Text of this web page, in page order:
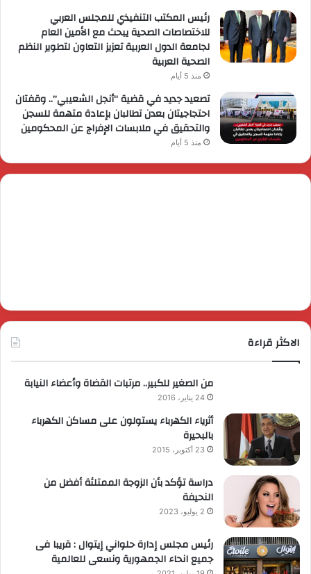
رئيس المكتب التنفيذي للمجلس العربي
للاختصاصات الصحية يبحث مع الأمين العام
لجامعة الدول العربية تعزيز التعاون لتطوير النظم
الصحية العربية
منذ 5 أيام
تصعيد جديد في قضية “أنجل الشعيبي”.. وقفتان
احتجاجيتان بعدن تطالبان بإعادة متهمة للسجن
والتحقيق في ملابسات الإفراج عن المحكومين
منذ 5 أيام
الاكثر قراءة
من الصغير للكبير.. مرتبات القضاة وأعضاء النيابة
24 يناير، 2016
أثرياء الكهرباء يستولون على مساكن الكهرباء
بالبحيرة
23 أكتوبر، 2015
دراسة تؤكد بأن الزوجة الممتلئة أفضل من
النحيفة
2 يوليو، 2023
رئيس مجلس إدارة حلواني إيتوال : قريبا فى
جميع انحاء الجمهورية ونسعى للعالمية